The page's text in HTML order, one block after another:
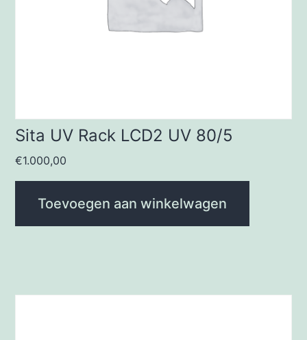
Sita UV Rack LCD2 UV 80/5
€1.000,00
Toevoegen aan winkelwagen